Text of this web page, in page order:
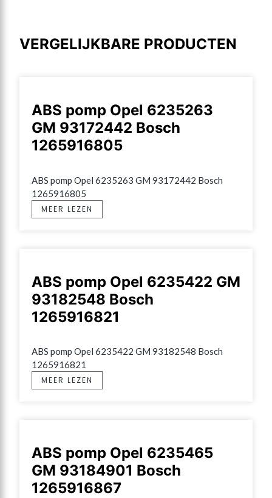
VERGELIJKBARE PRODUCTEN
ABS pomp Opel 6235263
GM 93172442 Bosch
1265916805
ABS pomp Opel 6235263 GM 93172442 Bosch
1265916805
MEER LEZEN
ABS pomp Opel 6235422 GM
93182548 Bosch
1265916821
ABS pomp Opel 6235422 GM 93182548 Bosch
1265916821
MEER LEZEN
ABS pomp Opel 6235465
GM 93184901 Bosch
1265916867